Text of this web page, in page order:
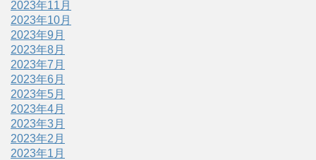
2023年11月
2023年10月
2023年9月
2023年8月
2023年7月
2023年6月
2023年5月
2023年4月
2023年3月
2023年2月
2023年1月